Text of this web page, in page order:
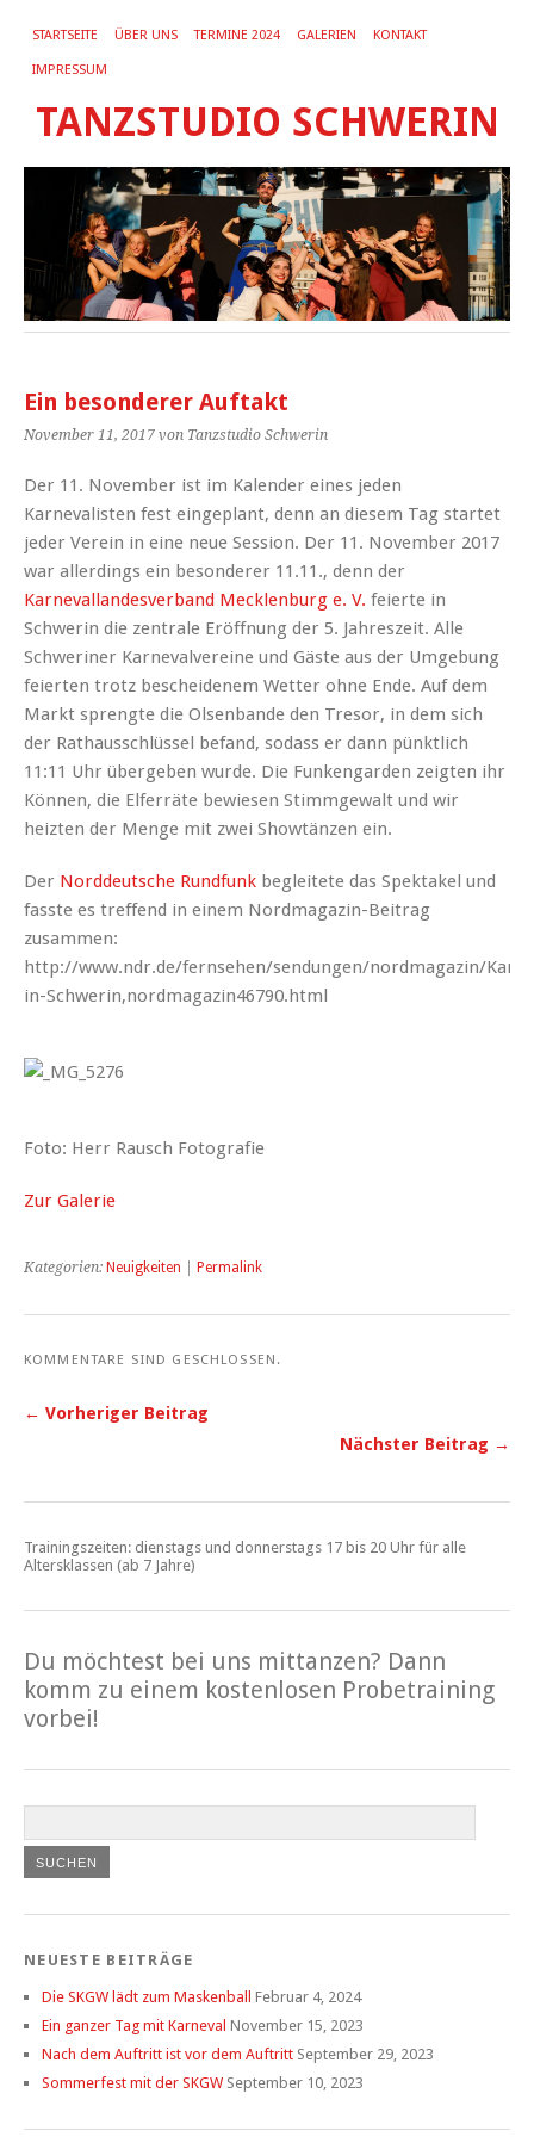
STARTSEITE ÜBER UNS TERMINE 2024 GALERIEN KONTAKT
IMPRESSUM
TANZSTUDIO SCHWERIN
Ein besonderer Auftakt
November 11, 2017 von Tanzstudio Schwerin
Der 11. November ist im Kalender eines jeden
Karnevalisten fest eingeplant, denn an diesem Tag startet
jeder Verein in eine neue Session. Der 11. November 2017
war allerdings ein besonderer 11.11., denn der
Karnevallandesverband Mecklenburg e. V. feierte in
Schwerin die zentrale Eröffnung der 5. Jahreszeit. Alle
Schweriner Karnevalvereine und Gäste aus der Umgebung
feierten trotz bescheidenem Wetter ohne Ende. Auf dem
Markt sprengte die Olsenbande den Tresor, in dem sich
der Rathausschlüssel befand, sodass er dann pünktlich
11:11 Uhr übergeben wurde. Die Funkengarden zeigten ihr
Können, die Elferräte bewiesen Stimmgewalt und wir
heizten der Menge mit zwei Showtänzen ein.
Der Norddeutsche Rundfunk begleitete das Spektakel und
fasste es treffend in einem Nordmagazin-Beitrag
zusammen:
http://www.ndr.de/fernsehen/sendungen/nordmagazin/
in-Schwerin,nordmagazin46790.html
Foto: Herr Rausch Fotografie
Zur Galerie
Kategorien: Neuigkeiten Permalink
KOMMENTARE SIND GESCHLOSSEN.
← Vorheriger Beitrag
Nächster Beitrag →
Trainingszeiten: dienstags und donnerstags 17 bis 20 Uhr für alle
Altersklassen (ab 7 Jahre)
Du möchtest bei uns mittanzen? Dann
komm zu einem kostenlosen Probetraining
vorbei!
NEUESTE BEITRÄGE
Die SKGW lädt zum Maskenball
Februar 4, 2024
Ein ganzer Tag mit Karneval November 15, 2023
Nach dem Auftritt ist vor dem Auftritt September 29, 2023
Sommerfest mit der SKGW September 10, 2023